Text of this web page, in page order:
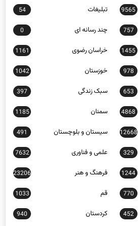
757 چند رسانه ای 0
1455 خراسان رضوی 1161
978 خوزستان 1042
653 سبک زندگی 397
4868 سمنان 1185
12668 سیستان و بلوچستان 491
329 علمی و فناوری 7632
1244 فرهنگ و هنر 23206
770 قم 1033
452 کردستان 940
1877 کرمانشاه 1232